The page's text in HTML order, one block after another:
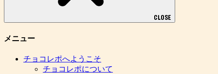
CLOSE
メニュー
チョコレポへようこそ
チョコレポについて